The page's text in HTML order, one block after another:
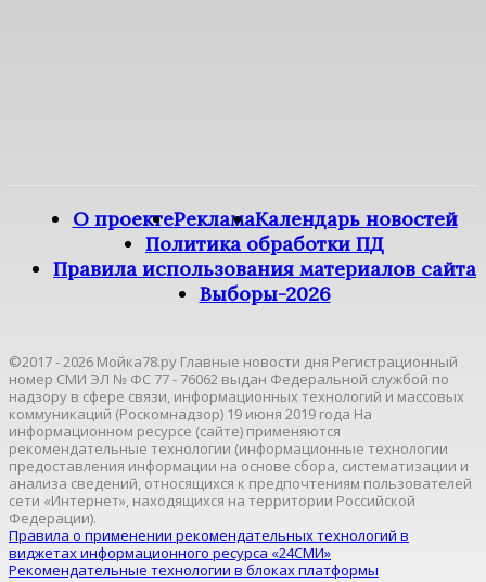
О проектеРекламаКалендарь новостей
Политика обработки ПД
Правила использования материалов сайта
Выборы-2026
©2017 - 2026 Мойка78.ру Главные новости дня Регистрационный
номер СМИ ЭЛ № ФС 77 - 76062 выдан Федеральной службой по
надзору в сфере связи, информационных технологий и массовых
коммуникаций (Роскомнадзор) 19 июня 2019 года На
информационном ресурсе (сайте) применяются
рекомендательные технологии (информационные технологии
предоставления информации на основе сбора, систематизации и
анализа сведений, относящихся к предпочтениям пользователей
сети «Интернет», находящихся на территории Российской
Федерации).
Правила о применении рекомендательных технологий в
виджетах информационного ресурса «24СМИ»
Рекомендательные технологии в блоках платформы